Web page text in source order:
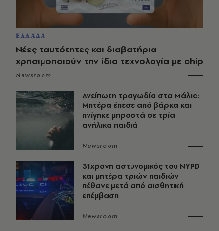
ΕΛΛΑΔΑ
Νέες ταυτότητες και διαβατήρια
χρησιμοποιούν την ίδια τεχνολογία με chip
Newsroom
Ανείπωτη τραγωδία στα Μάλια:
Μητέρα έπεσε από βάρκα και
πνίγηκε μπροστά σε τρία
ανήλικα παιδιά
Newsroom
31χρονη αστυνομικός του NYPD
και μητέρα τριών παιδιών
πέθανε μετά από αισθητική
επέμβαση
Newsroom